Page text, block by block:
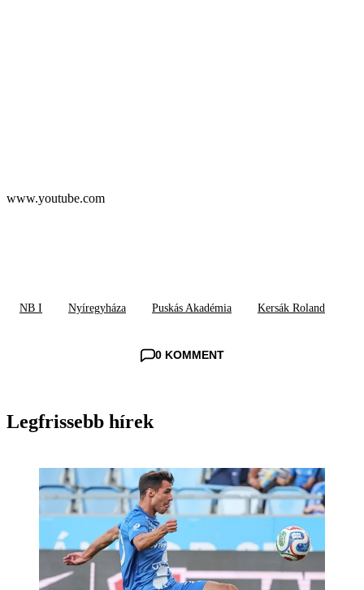
www.youtube.com
NB I Nyíregyháza Puskás Akadémia Kersák Roland
0 KOMMENT
Legfrissebb hírek